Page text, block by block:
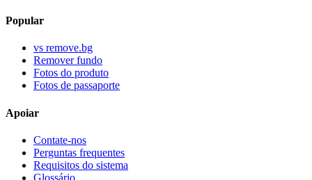
Popular
vs remove.bg
Remover fundo
Fotos do produto
Fotos de passaporte
Apoiar
Contate-nos
Perguntas frequentes
Requisitos do sistema
Glossário